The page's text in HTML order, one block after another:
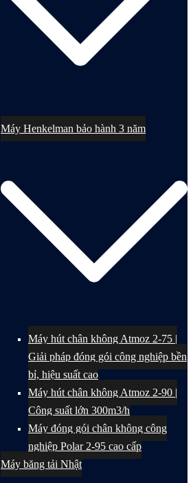
Máy Henkelman bảo hành 3 năm
Máy hút chân không Atmoz 2-75 |
Giải pháp đóng gói công nghiệp bền
bỉ, hiệu suất cao
Máy hút chân không Atmoz 2-90 |
Công suất lớn 300m3/h
Máy đóng gói chân không công
nghiệp Polar 2-95 cao cấp
Máy băng tải Nhật